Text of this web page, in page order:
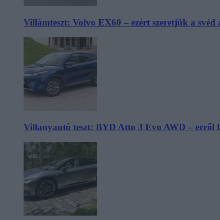
Villámteszt: Volvo EX60 – ezért szeretjük a svéd
Villanyautó teszt: BYD Atto 3 Evo AWD – erről